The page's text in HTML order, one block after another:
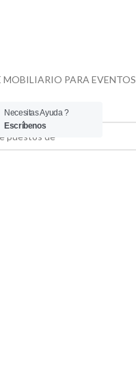
MOBILIARIO PARA EVENTOS
Necesitas Ayuda ?
Escríbenos